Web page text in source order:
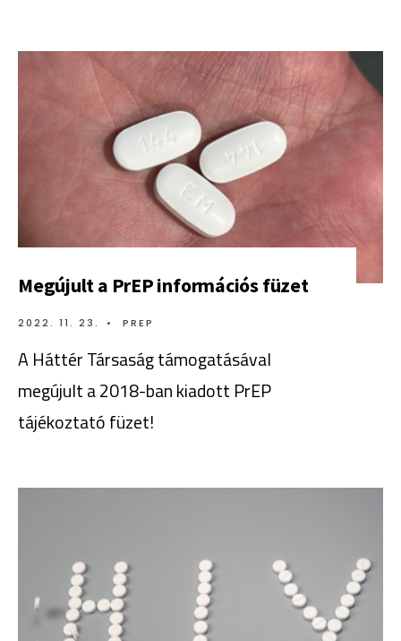
Megújult a PrEP információs füzet
2022. 11. 23. • PREP
A Háttér Társaság támogatásával
megújult a 2018-ban kiadott PrEP
tájékoztató füzet!